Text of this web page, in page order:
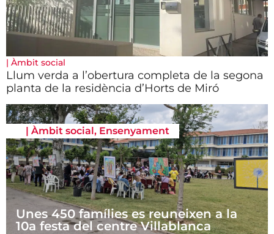
| Àmbit social
Llum verda a l’obertura completa de la segona
planta de la residència d’Horts de Miró
| Àmbit social, Ensenyament
Unes 450 famílies es reuneixen a la
10a festa del centre Villablanca